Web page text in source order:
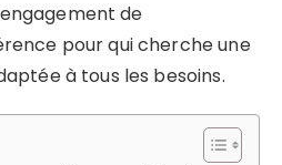
de
pour qui cherche une
à tous les besoins.